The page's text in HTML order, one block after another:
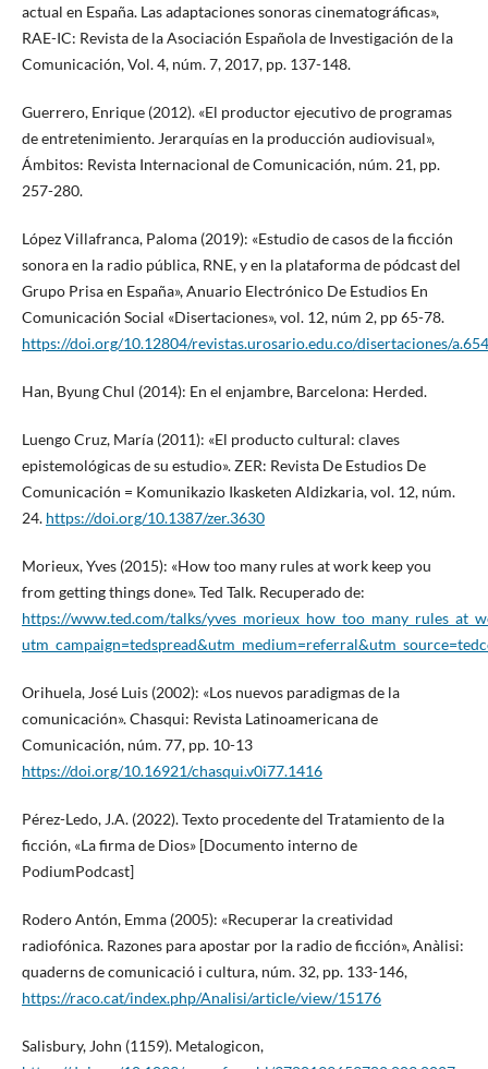
actual en España. Las adaptaciones sonoras cinematográficas»,
RAE-IC: Revista de la Asociación Española de Investigación de la
Comunicación, Vol. 4, núm. 7, 2017, pp. 137-148.
Guerrero, Enrique (2012). «El productor ejecutivo de programas
de entretenimiento. Jerarquías en la producción audiovisual»,
Ámbitos: Revista Internacional de Comunicación, núm. 21, pp.
257-280.
López Villafranca, Paloma (2019): «Estudio de casos de la ficción
sonora en la radio pública, RNE, y en la plataforma de pódcast del
Grupo Prisa en España», Anuario Electrónico De Estudios En
Comunicación Social «Disertaciones», vol. 12, núm 2, pp 65-78.
https://doi.org/10.12804/revistas.urosario.edu.co/disertaciones/
Han, Byung Chul (2014): En el enjambre, Barcelona: Herded.
Luengo Cruz, María (2011): «El producto cultural: claves
epistemológicas de su estudio». ZER: Revista De Estudios De
Comunicación = Komunikazio Ikasketen Aldizkaria, vol. 12, núm.
24. https://doi.org/10.1387/zer.3630
Morieux, Yves (2015): «How too many rules at work keep you
from getting things done». Ted Talk. Recuperado de:
https://www.ted.com/talks/
Orihuela, José Luis (2002): «Los nuevos paradigmas de la
comunicación». Chasqui: Revista Latinoamericana de
Comunicación, núm. 77, pp. 10-13
https://doi.org/10.16921/chasqui.v0i77.1416
Pérez-Ledo, J.A. (2022). Texto procedente del Tratamiento de la
ficción, «La firma de Dios» [Documento interno de
PodiumPodcast]
Rodero Antón, Emma (2005): «Recuperar la creatividad
radiofónica. Razones para apostar por la radio de ficción», Anàlisi:
quaderns de comunicació i cultura, núm. 32, pp. 133-146,
https://raco.cat/index.php/Analisi/article/view/15176
Salisbury, John (1159). Metalogicon,